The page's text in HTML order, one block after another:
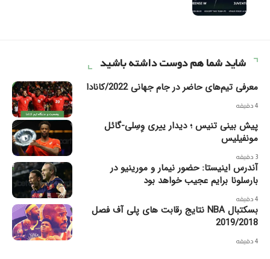
شاید شما هم دوست داشته باشید
معرفی تیم‌های حاضر در جام جهانی 2022/کانادا
4 دقیقه
پیش بینی تنیس ؛ دیدار ییری وِسِلی-گائل
مونفیلیس
3 دقیقه
آندرس اینیستا: حضور نیمار و مورینیو در
بارسلونا برایم عجیب خواهد بود
4 دقیقه
بسکتبال NBA نتایج رقابت های پلی آف فصل
2019/2018
4 دقیقه